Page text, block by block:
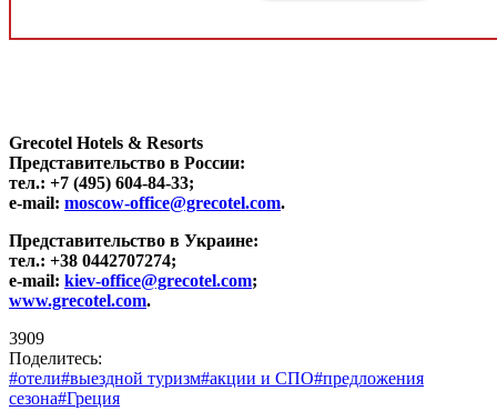
Grecotel Hotels & Resorts
Представительство в России:
тел.: +7 (495) 604-84-33;
e-mail: moscow-office@grecotel.com.
Представительство в Украине:
тел.: +38 0442707274;
e-mail: kiev-office@grecotel.com;
www.grecotel.com.
3909
Поделитесь:
#отели#выездной туризм#акции и СПО#предложения
сезона#Греция